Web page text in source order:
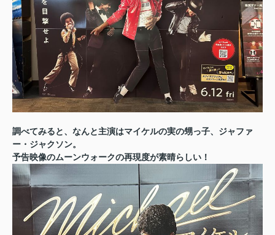
調べてみると、なんと主演はマイケルの実の甥っ子、ジャファ
ー・ジャクソン。
予告映像のムーンウォークの再現度が素晴らしい！